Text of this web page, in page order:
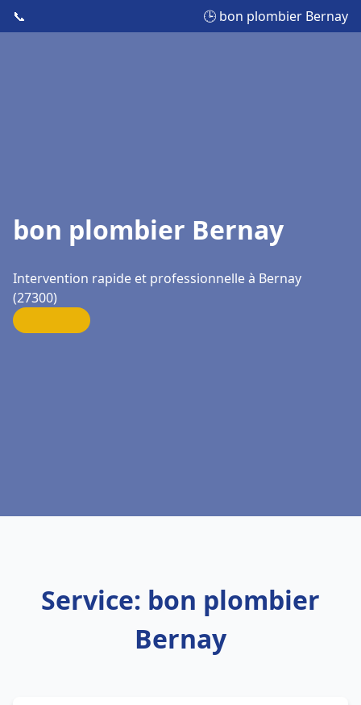
📞 🕒 bon plombier Bernay
bon plombier Bernay
Intervention rapide et professionnelle à Bernay
(27300)
Service: bon plombier
Bernay